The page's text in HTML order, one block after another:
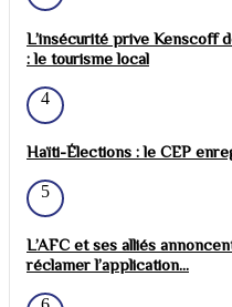
L’insécurité prive Kenscoff
: le tourisme local
4
Haïti-Élections : le CEP
5
L’AFC et ses alliés
réclamer l’application...